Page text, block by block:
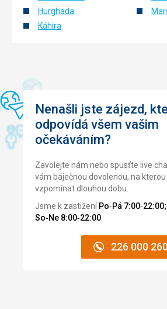
minutovych intervaloch alebo podla
Tato recenze byla přeložena
Hurghada
Káhira
Nenašli jste zájezd,
odpovídá všem vašim
očekáváním?
Zavolejte nám nebo spusťte live
vám báječnou dovolenou, na
vzpomínat dlouhou dobu.
Jsme k zastižení Po‑Pá 7:00‑22:00;
So‑Ne 8:00‑22:00
226 000